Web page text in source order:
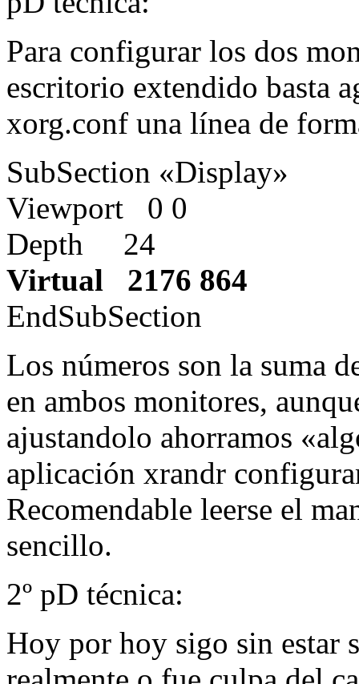
Para configurar los dos
escritorio extendido basta
xorg.conf una línea de
SubSection «Display»
Viewport 0 0
Depth 24
Virtual 2176 864
EndSubSection
Los números son la suma
en ambos monitores,
ajustandolo ahorramos
aplicación xrandr
Recomendable leerse el
sencillo.
2º pD técnica:
Hoy por hoy sigo sin estar